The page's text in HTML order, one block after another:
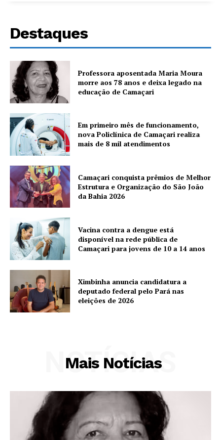
Destaques
Professora aposentada Maria Moura
morre aos 78 anos e deixa legado na
educação de Camaçari
Em primeiro mês de funcionamento,
nova Policlínica de Camaçari realiza
mais de 8 mil atendimentos
Camaçari conquista prêmios de Melhor
Estrutura e Organização do São João
da Bahia 2026
Vacina contra a dengue está
disponível na rede pública de
Camaçari para jovens de 10 a 14 anos
Ximbinha anuncia candidatura a
deputado federal pelo Pará nas
eleições de 2026
Mais Notícias
NOTÍCIAS